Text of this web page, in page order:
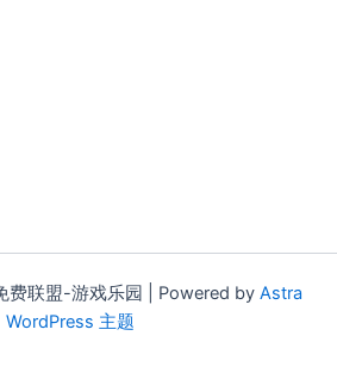
联盟-游戏乐园 | Powered by Astra
WordPress 主题